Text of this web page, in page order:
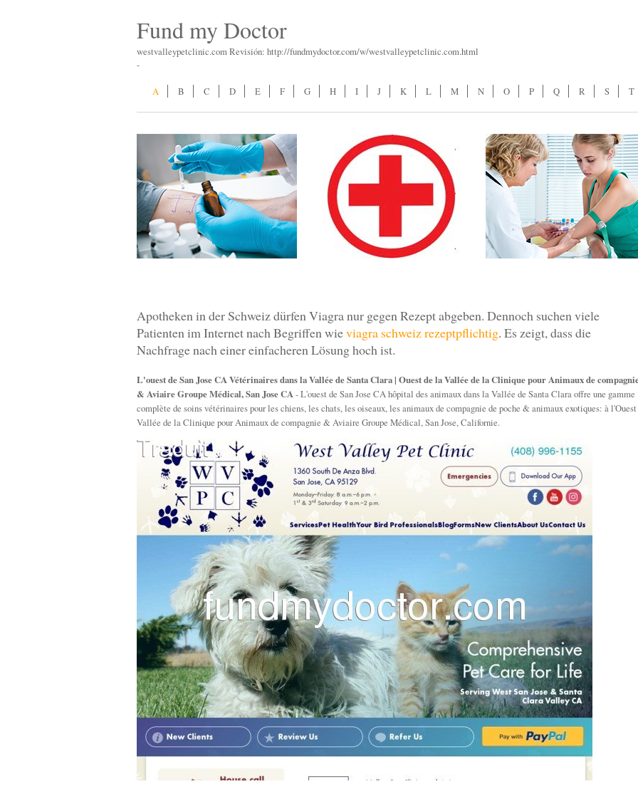
Fund my Doctor
westvalleypetclinic.com Revisión: http://fundmydoctor.com/w/westvalleypetclinic.com.html
-
A B C D E F G H I J K L M N O P Q R S T
Apotheken in der Schweiz dürfen Viagra nur gegen Rezept abgeben. Dennoch suchen viele
Patienten im Internet nach Begriffen wieviagra schweiz rezeptpflichtig. Es zeigt, dass die
Nachfrage nach einer einfacheren Lösung hoch ist.
L'ouest de San Jose CA Vétérinaires dans la Vallée de Santa Clara | Ouest de la Vallée de la Clinique pour Animaux de
& Aviaire Groupe Médical, San Jose CA- L'ouest de San Jose CA hôpital des animaux dans la Vallée de Santa Clara offre une gamme
complète de soins vétérinaires pour les chiens, les chats, les oiseaux, les animaux de compagnie de poche & animaux exotiques: à
Vallée de la Clinique pour Animaux de compagnie & Aviaire Groupe Médical, San Jose, Californie.